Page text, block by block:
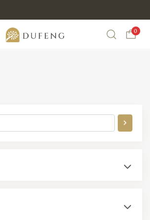
Search
0